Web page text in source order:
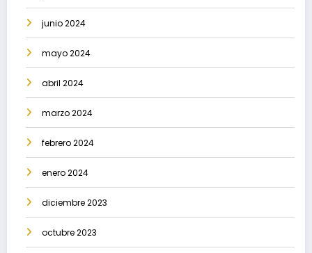
junio 2024
mayo 2024
abril 2024
marzo 2024
febrero 2024
enero 2024
diciembre 2023
octubre 2023